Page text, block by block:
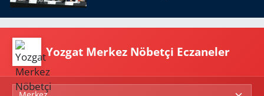
Yozgat Merkez Nöbetçi Eczaneler